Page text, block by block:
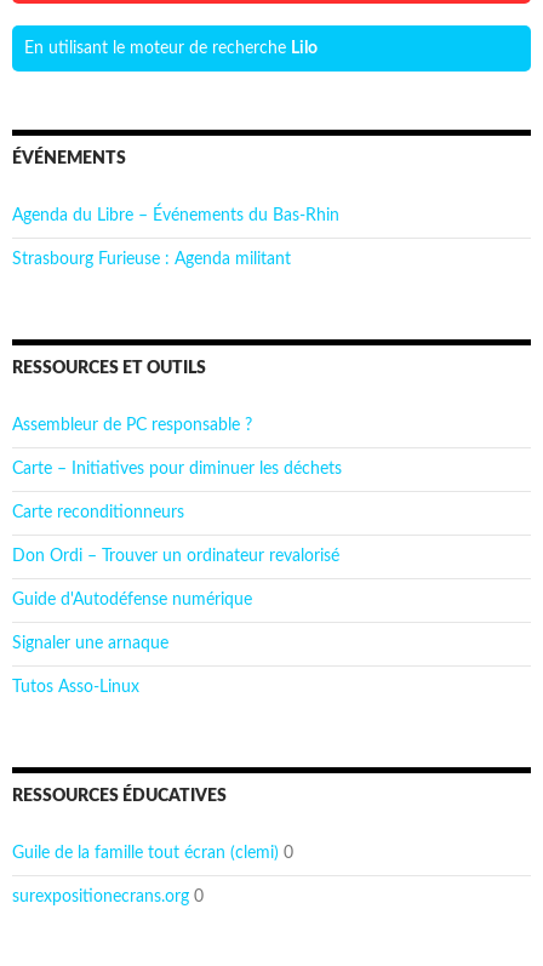
En utilisant le moteur de recherche Lilo
ÉVÉNEMENTS
Agenda du Libre – Événements du Bas-Rhin
Strasbourg Furieuse : Agenda militant
RESSOURCES ET OUTILS
Assembleur de PC responsable ?
Carte – Initiatives pour diminuer les déchets
Carte reconditionneurs
Don Ordi – Trouver un ordinateur revalorisé
Guide d'Autodéfense numérique
Signaler une arnaque
Tutos Asso-Linux
RESSOURCES ÉDUCATIVES
Guile de la famille tout écran (clemi) 0
surexpositionecrans.org 0